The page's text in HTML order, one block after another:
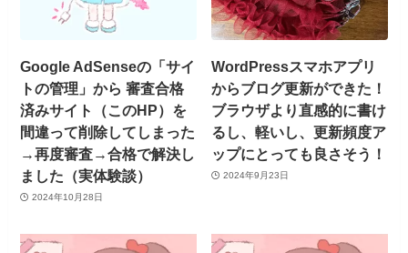
Google AdSenseの「サイ
トの管理」から 審査合格
済みサイト（このHP）を
間違って削除してしまった
→再度審査→合格で解決し
ました（実体験談）
2024年10月28日
WordPressスマホアプリ
からブログ更新ができた！
ブラウザより直感的に書け
るし、軽いし、更新頻度ア
ップにとっても良さそう！
2024年9月23日